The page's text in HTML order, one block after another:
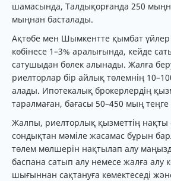
шамасында, Талдықорғанда 250
мыңнан басталады.
Ақтөбе мен Шымкентте қымбат үйлер
көбінесе 1–3% аралығында, кейде
сатушыдан бөлек алынады. Жалға
риелторлар бір айлық төлемнің
алады. Ипотекалық брокерлердің
таралмаған, бағасы 50–450 мың
Жалпы, риелторлық қызметтің нақты
сондықтан мәміле жасамас бұрын
төлем мөлшерін нақтылап алу
баспана сатып алу немесе жалға алу
шығыннан сақтануға көмектеседі